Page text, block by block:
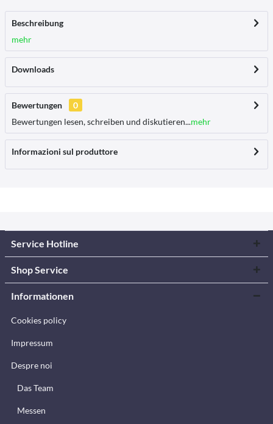
Beschreibung
mehr
Downloads
Bewertungen
0
Bewertungen lesen, schreiben und diskutieren...mehr
Informazioni sul produttore
Service Hotline
Shop Service
Informationen
Cookies policy
Impressum
Despre noi
Das Team
Messen